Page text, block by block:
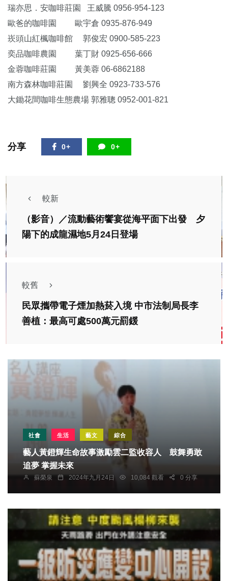
瑞亦思．安咖啡莊園 王威騰 0956-954-123
歐爸的咖啡園 歐宇倉 0935-876-949
崁頭山紅楓咖啡館 郭俊宏 0900-585-223
奕品咖啡農園 葉丁財 0925-656-666
金蓉咖啡莊園 黃美蓉 06-6862188
南方森林咖啡莊園 劉興全 0923-733-576
大鋤花間咖啡生態農場 郭雅聰 0952-001-821
分享 0+ 0+
較新
（影音）／流動藝術饗宴從海平面下出發 夕
陽下的成龍濕地5月24日登場
較舊
民眾攜帶電子煙加熱菸入境 中市法制局長李
善植：最高可處500萬元罰鍰
社會 生活 藝文 綜合
藝人黃鐙輝生命故事激勵雲二監收容人 鼓舞勇敢
追夢 掌握未來
蘇榮泉 2024年九月24日 10,084 觀看 0 分享